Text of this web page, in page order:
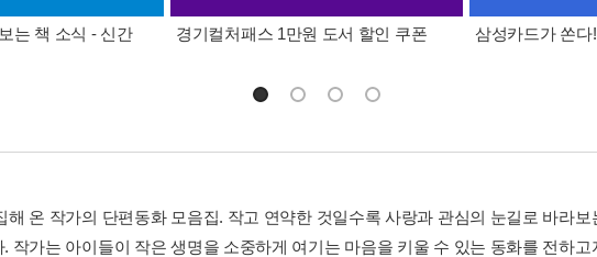
는 책 소식 - 신간
경기컬처패스 1만원 도서 할인 쿠폰 삼성카드가 쏜다
해 온 작가의 단편동화 모음집. 작고 연약한 것일수록 사랑과 관심의 눈길로 바라보
작가는 아이들이 작은 생명을 소중하게 여기는 마음을 키울 수 있는 동화를 전하고